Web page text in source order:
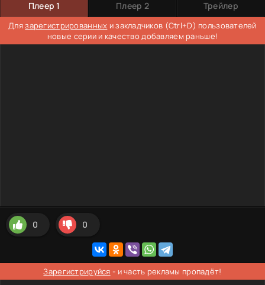
Плеер 1 Плеер 2 Трейлер
Длязарегистрированных и закладчиков (Ctrl+D) пользователей
новые серии и качество добавляем раньше!
0 0
Зарегистрируйся - и часть рекламы пропадёт!